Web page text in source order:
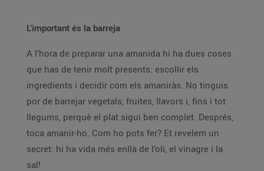
L’important és la barreja
A l’hora de preparar una amanida hi ha dues coses
que has de tenir molt presents: escollir els
ingredients i decidir com els amaniràs. No tinguis
por de barrejar vegetals, fruites, llavors i, fins i tot
llegums, perquè el plat sigui ben complet. Després,
toca amanir-ho. Com ho pots fer? Et revelem un
secret: hi ha vida més enllà de l’oli, el vinagre i la
sal!